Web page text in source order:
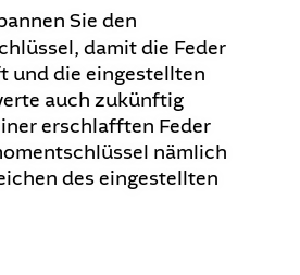
Sie den
damit die Feder
und die eingestellten
auch zukünftig
erschlafften Feder
nämlich
des eingestellten